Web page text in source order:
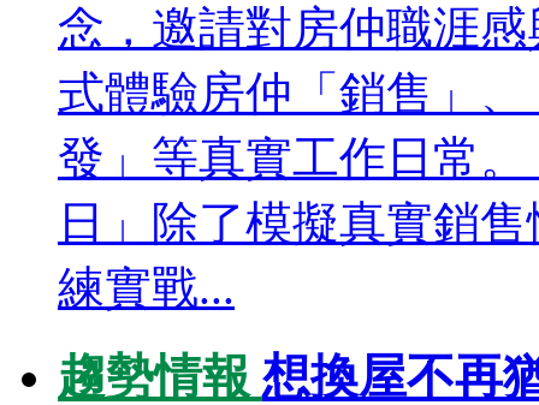
念，邀請對房仲職涯
式體驗房仲「銷售」
發」等真實工作日常
日」除了模擬真實銷
練實戰...
趨勢情報 想換屋不再